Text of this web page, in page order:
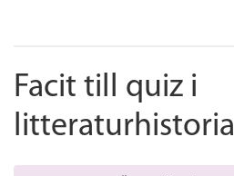
Facit till quiz i
litteraturhistoria